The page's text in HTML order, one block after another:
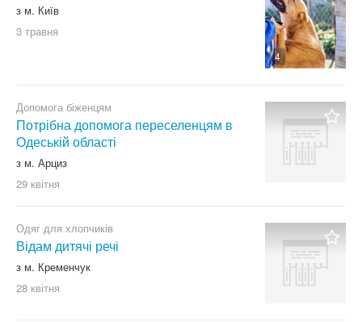
4
з м. Київ
3 травня
Допомога біженцям
Потрібна допомога переселенцям в
Одеській області
з м. Арциз
29 квітня
Одяг для хлопчиків
Відам дитячі речі
з м. Кременчук
28 квітня